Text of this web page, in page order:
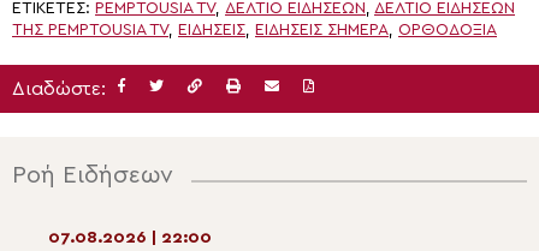
ΕΤΙΚΈΤΕΣ: PEMPTOUSIA TV, ΔΕΛΤΊΟ ΕΙΔΉΣΕΩΝ, ΔΕΛΤΊΟ ΕΙΔΉΣΕΩΝ
ΤΗΣ PEMPTOUSIA TV, ΕΙΔΗΣΕΙΣ, ΕΙΔΉΣΕΙΣ ΣΉΜΕΡΑ, ΟΡΘΟΔΟΞΊΑ
Διαδώστε:
Ροή Ειδήσεων
07.08.2026 | 22:00